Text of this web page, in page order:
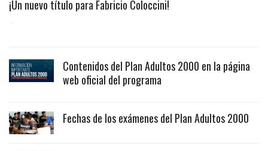
¡Un nuevo título para Fabricio Coloccini!
Contenidos del Plan Adultos 2000 en la página
web oficial del programa
Fechas de los exámenes del Plan Adultos 2000